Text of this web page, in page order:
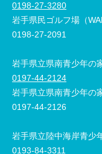
0198-27-3280
岩手県民ゴルフ場（
0198-27-2091
岩手県立県南青少年の
0197-44-2124
岩手県立県南青少年の
0197-44-2126
岩手県立陸中海岸青少
0193-84-3311